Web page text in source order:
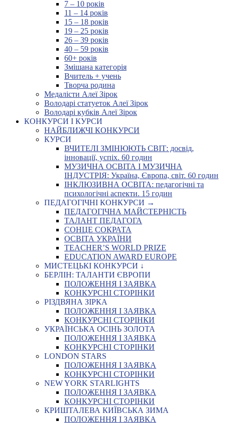
7 – 10 років
11 – 14 років
15 – 18 років
19 – 25 років
26 – 39 років
40 – 59 років
60+ років
Змішана категорія
Вчитель + учень
Творча родина
Медалісти Алеї Зірок
Володарі статуеток Алеї Зірок
Володарі кубків Алеї Зірок
КОНКУРСИ І КУРСИ
НАЙБЛИЖЧІ КОНКУРСИ
КУРСИ
ВЧИТЕЛІ ЗМІНЮЮТЬ СВІТ: досвід,
інновації, успіх. 60 годин
МУЗИЧНА ОСВІТА І МУЗИЧНА
ІНДУСТРІЯ: Україна, Європа, світ. 60 годин
ІНКЛЮЗИВНА ОСВІТА: педагогічні та
психологічні аспекти. 15 годин
ПЕДАГОГІЧНІ КОНКУРСИ →
ПЕДАГОГІЧНА МАЙСТЕРНІСТЬ
ТАЛАНТ ПЕДАГОГА
СОНЦЕ СОКРАТА
ОСВІТА УКРАЇНИ
TEACHER’S WORLD PRIZE
EDUCATION AWARD EUROPE
МИСТЕЦЬКІ КОНКУРСИ ↓
БЕРЛІН: ТАЛАНТИ ЄВРОПИ
ПОЛОЖЕННЯ І ЗАЯВКА
КОНКУРСНІ СТОРІНКИ
РІЗДВЯНА ЗІРКА
ПОЛОЖЕННЯ І ЗАЯВКА
КОНКУРСНІ СТОРІНКИ
УКРАЇНСЬКА ОСІНЬ ЗОЛОТА
ПОЛОЖЕННЯ І ЗАЯВКА
КОНКУРСНІ СТОРІНКИ
LONDON STARS
ПОЛОЖЕННЯ І ЗАЯВКА
КОНКУРСНІ СТОРІНКИ
NEW YORK STARLIGHTS
ПОЛОЖЕННЯ І ЗАЯВКА
КОНКУРСНІ СТОРІНКИ
КРИШТАЛЕВА КИЇВСЬКА ЗИМА
ПОЛОЖЕННЯ І ЗАЯВКА